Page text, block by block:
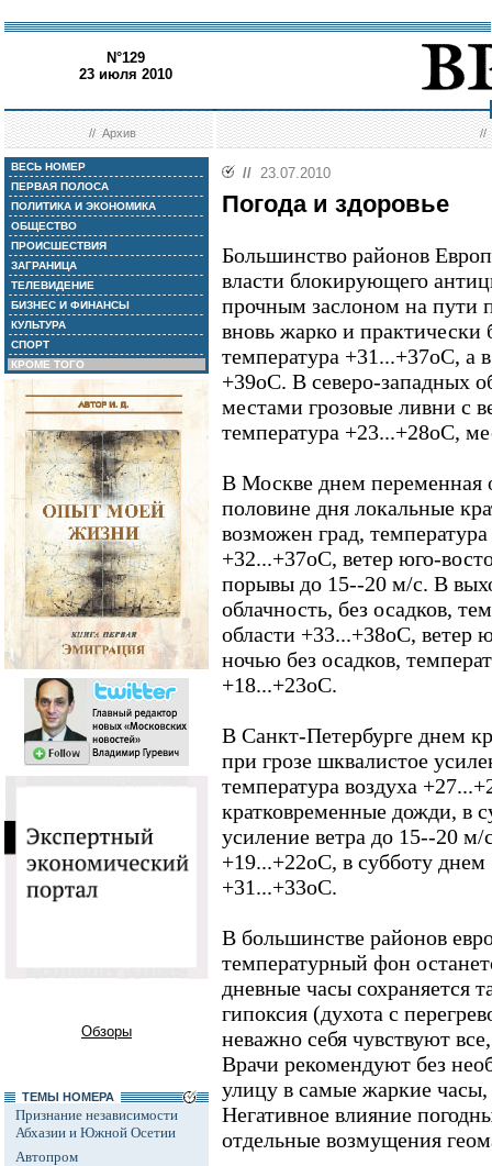
N°129
23 июля 2010
//Архив //
ВЕСЬ НОМЕР
ПЕРВАЯ ПОЛОСА
ПОЛИТИКА И ЭКОНОМИКА
ОБЩЕСТВО
ПРОИСШЕСТВИЯ
ЗАГРАНИЦА
ТЕЛЕВИДЕНИЕ
БИЗНЕС И ФИНАНСЫ
КУЛЬТУРА
СПОРТ
КРОМЕ ТОГО
Обзоры
ТЕМЫ НОМЕРА
Признание независимости
Абхазии и Южной Осетии
Автопром
// 23.07.2010
Погода и здоровье
Большинство районов
власти блокирующего
прочным заслоном на
вновь жарко и практически
температура +31...+37оС, а
+39оС. В северо-западных
местами грозовые ливни с
температура +23...+28оС,
В Москве днем переменная
половине дня локальные
возможен град,
+32...+37оС, ветер юго-
порывы до 15--20 м/с. В
облачность, без осадков,
области +33...+38оС, ветер
ночью без осадков,
+18...+23оС.
В Санкт-Петербурге днем
при грозе шквалистое
температура воздуха
кратковременные дожди, в
усиление ветра до 15--20
+19...+22оС, в субботу
+31...+33оС.
В большинстве районов
температурный фон
дневные часы сохраняется
гипоксия (духота с
неважно себя чувствуют
Врачи рекомендуют без
улицу в самые жаркие
Негативное влияние
отдельные возмущения